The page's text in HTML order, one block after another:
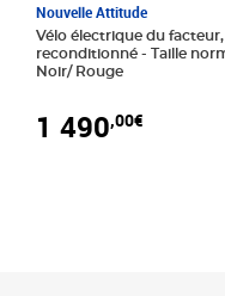
Nouvelle Attitude
Vélo électrique du facteur,
reconditionné - Taille normale -
Noir/ Rouge
1 490,00€